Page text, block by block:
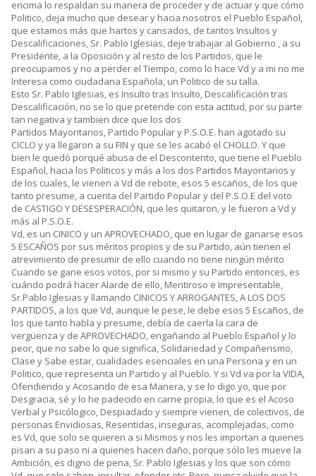
encima lo respaldan su manera de proceder y de actuar y que cómo
Politico, deja mucho que desear y hacia nosotros el Pueblo Español,
que estamos más que hartos y cansados, de tantos Insultos y
Descalificaciones, Sr. Pablo Iglesias, deje trabajar al Gobierno , a su
Presidente, a la Oposición y al resto de los Partidos, que le
preocupamos y no a perder el Tiempo, como lo hace Vd y a mi no me
Interesa como ciudadana Española, un Politico de su talla.
Esto Sr. Pablo Iglesias, es Insulto tras Insulto, Descalificación tras
Descalificación, no se lo que pretende con esta actitud, por su parte
tan negativa y tambien dice que los dos
Partidos Mayoritarios, Partido Popular y P.S.O.E. han agotado su
CICLO y ya llegaron a su FIN y que se les acabó el CHOLLO. Y que
bien le quedó porqué abusa de el Descontento, que tiene el Pueblo
Español, hacia los Politicos y más a los dos Partidos Mayoritarios y
de los cuales, le vienen a Vd de rebote, esos 5 escaños, de los que
tanto presume, a cuenta del Partido Popular y del P.S.O.E del voto
de CASTIGO Y DESESPERACIÓN, que les quitaron, y le fueron a Vd y
más al P.S.O.E.
Vd, es un CINICO y un APROVECHADO, que en lugar de ganarse esos
5 ESCAÑOS por sus méritos propios y de su Partido, aún tienen el
atrevimiento de presumir de ello cuando no tiene ningún mérito
Cuando se gane esos votos, por si mismo y su Partido entonces, es
cuándo podrá hacer Alarde de ello, Mentiroso e Impresentable,
Sr.Pablo Iglesias y llamando CINICOS Y ARROGANTES, A LOS DOS
PARTIDOS, a los que Vd, aunque le pese, le debe esos 5 Escaños, de
los que tanto habla y presume, debía de caerla la cara de
vergüenza y de APROVECHADO, engañando al Pueblo Español y lo
peor, que no sabe lo que significa, Solidariedad y Compañerismo,
Clase y Sabe estar, cualidades esenciales en una Persona y en un
Politico, que representa un Partido y al Pueblo. Y si Vd va por la VIDA,
Ofendiendo y Acosando de esa Manera, y se lo digo yo, que por
Desgracia, sé y lo he padecido en carne propia, lo que es el Acoso
Verbal y Psicólogico, Despiadado y siempre vienen, de colectivos, de
personas Envidiosas, Resentidas, inseguras, acomplejadas, como
es Vd, que solo se quieren a si Mismos y nos les importan a quienes
pisan a su paso ni a quienes hacen daño, porque sólo les mueve la
Ambición, es digno de pena, Sr. Pablo Iglesias y los que son cómo